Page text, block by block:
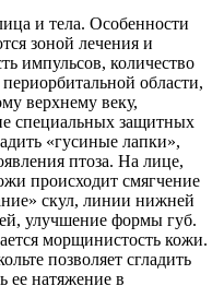
и тела. Особенности
зоной лечения и
импульсов, количество
области,
верхнему веку,
специальных защитных
«гусиные лапки»,
птоза. На лице,
происходит смягчение
скул, линии нижней
улучшение формы губ.
морщинистость кожи.
позволяет сгладить
ее натяжение в